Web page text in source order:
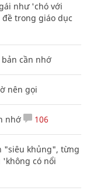
như 'chó với
trong giáo dục
cần nhớ
nên gọi
nhớ 106
"siêu khủng", từng
'không có nổi